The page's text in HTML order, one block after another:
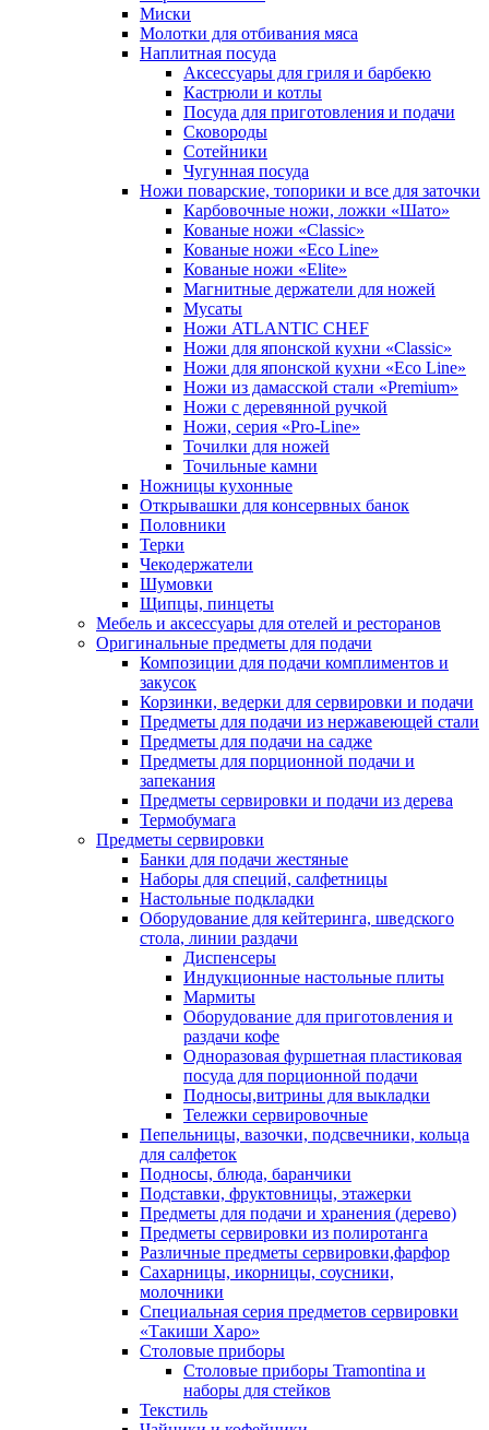
Миски
Молотки для отбивания мяса
Наплитная посуда
Аксессуары для гриля и барбекю
Кастрюли и котлы
Посуда для приготовления и подачи
Сковороды
Сотейники
Чугунная посуда
Ножи поварские, топорики и все для заточки
Карбовочные ножи, ложки «Шато»
Кованые ножи «Classic»
Кованые ножи «Eco Line»
Кованые ножи «Elite»
Магнитные держатели для ножей
Мусаты
Ножи ATLANTIC CHEF
Ножи для японской кухни «Classic»
Ножи для японской кухни «Eco Line»
Ножи из дамасской стали «Premium»
Ножи с деревянной ручкой
Ножи, серия «Pro-Line»
Точилки для ножей
Точильные камни
Ножницы кухонные
Открывашки для консервных банок
Половники
Терки
Чекодержатели
Шумовки
Щипцы, пинцеты
Мебель и аксессуары для отелей и ресторанов
Оригинальные предметы для подачи
Композиции для подачи комплиментов и
закусок
Корзинки, ведерки для сервировки и подачи
Предметы для подачи из нержавеющей стали
Предметы для подачи на садже
Предметы для порционной подачи и
запекания
Предметы сервировки и подачи из дерева
Термобумага
Предметы сервировки
Банки для подачи жестяные
Наборы для специй, салфетницы
Настольные подкладки
Оборудование для кейтеринга, шведского
стола, линии раздачи
Диспенсеры
Индукционные настольные плиты
Мармиты
Оборудование для приготовления и
раздачи кофе
Одноразовая фуршетная пластиковая
посуда для порционной подачи
Подносы,витрины для выкладки
Тележки сервировочные
Пепельницы, вазочки, подсвечники, кольца
для салфеток
Подносы, блюда, баранчики
Подставки, фруктовницы, этажерки
Предметы для подачи и хранения (дерево)
Предметы сервировки из полиротанга
Различные предметы сервировки,фарфор
Сахарницы, икорницы, соусники,
молочники
Специальная серия предметов сервировки
«Такиши Харо»
Столовые приборы
Столовые приборы Trаmоntina и
наборы для стейков
Текстиль